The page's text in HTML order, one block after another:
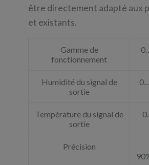
être directement adapté aux
et existants.
Gamme de
fonctionnement
Humidité du signal de
sortie
Température du signal de
sortie
Précision